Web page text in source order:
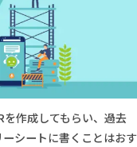
を作成してもらい、過去
シートに書くことはおす